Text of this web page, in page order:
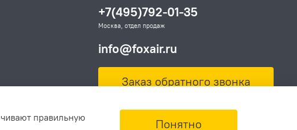
+7(495)792-01-35
Москва, отдел продаж
info@foxair.ru
Заказ обратного звонка
правильную
Понятно